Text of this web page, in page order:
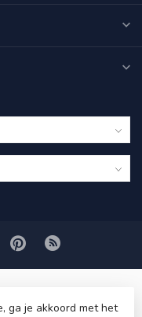
ga je akkoord met het